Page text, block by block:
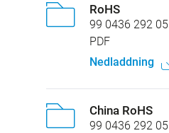
RoHS
99 0436 292 05
PDF
Nedladdning
China RoHS
99 0436 292 05